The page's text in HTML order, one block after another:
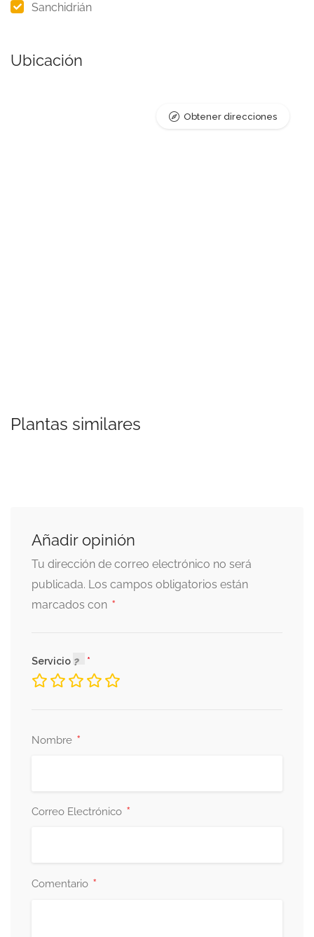
Sanchidrián
Ubicación
Obtener direcciones
Plantas similares
Añadir opinión
Tu dirección de correo electrónico no será
publicada. Los campos obligatorios están
marcados con *
Servicio
Nombre *
Correo Electrónico *
Comentario *